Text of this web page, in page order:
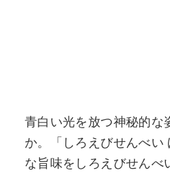
青白い光を放つ神秘的な
か。「しろえびせんべい
な旨味をしろえびせんべ